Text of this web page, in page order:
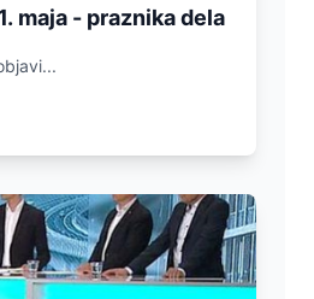
maja - praznika dela